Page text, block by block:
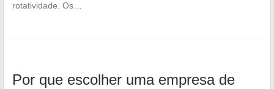
rotatividade. Os…
Por que escolher uma empresa de